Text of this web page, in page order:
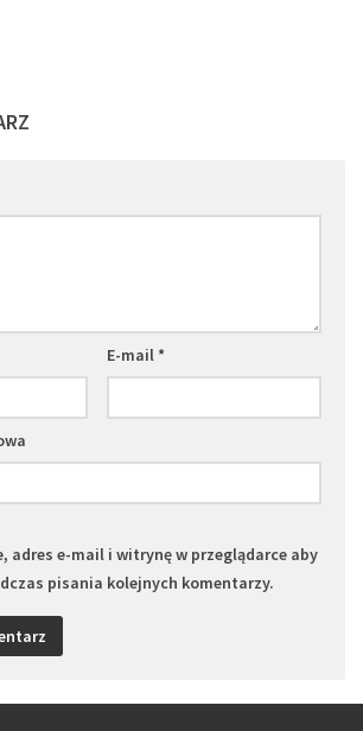
E-mail *
adres e-mail i witrynę w przeglądarce aby
pisania kolejnych komentarzy.